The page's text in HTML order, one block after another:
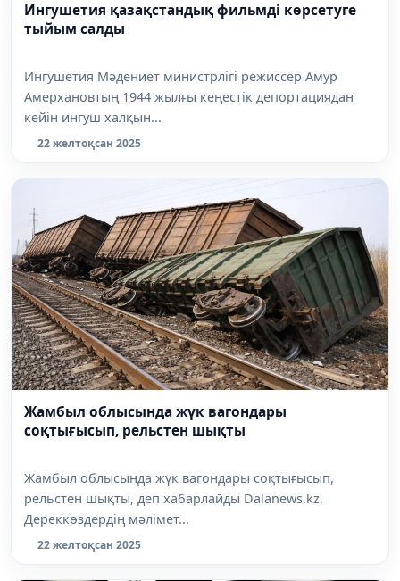
Ингушетия қазақстандық фильмді көрсетуге
тыйым салды
Ингушетия Мәдениет министрлігі режиссер Амур
Амерхановтың 1944 жылғы кеңестік депортациядан
кейін ингуш халқын...
22 желтоқсан 2025
Жамбыл облысында жүк вагондары
соқтығысып, рельстен шықты
Жамбыл облысында жүк вагондары соқтығысып,
рельстен шықты, деп хабарлайды Dalanews.kz.
Дереккөздердің мәлімет...
22 желтоқсан 2025